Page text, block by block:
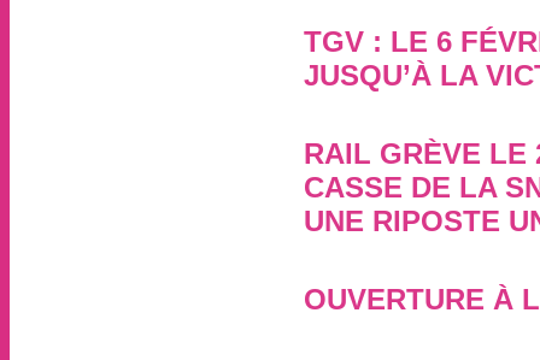
TGV : LE 6
JUSQU’À LA
RAIL GRÈVE LE
CASSE DE LA
UNE RIPOSTE
OUVERTURE À